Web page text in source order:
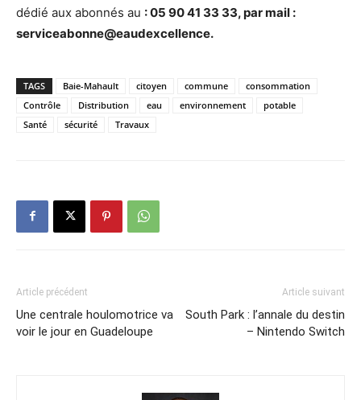
dédié aux abonnés au : 05 90 41 33 33, par mail :
serviceabonne@eaudexcellence.
TAGS Baie-Mahault citoyen commune
consommation
Contrôle
Distribution eau environnement
potable
Santé
sécurité Travaux
Article précédent
Une centrale houlomotrice va
voir le jour en Guadeloupe
Article suivant
South Park : l’annale du destin
– Nintendo Switch